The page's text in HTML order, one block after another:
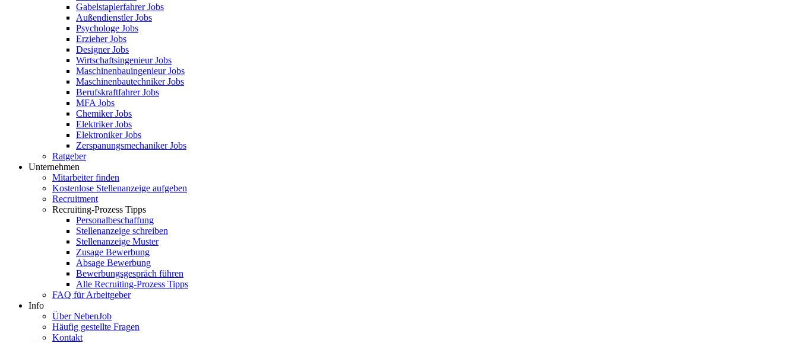
Gabelstaplerfahrer Jobs
Außendienstler Jobs
Psychologe Jobs
Erzieher Jobs
Designer Jobs
Wirtschaftsingenieur Jobs
Maschinenbauingenieur Jobs
Maschinenbautechniker Jobs
Berufskraftfahrer Jobs
MFA Jobs
Chemiker Jobs
Elektriker Jobs
Elektroniker Jobs
Zerspanungsmechaniker Jobs
Ratgeber
Unternehmen
Mitarbeiter finden
Kostenlose Stellenanzeige aufgeben
Recruitment
Recruiting-Prozess Tipps
Personalbeschaffung
Stellenanzeige schreiben
Stellenanzeige Muster
Zusage Bewerbung
Absage Bewerbung
Bewerbungsgespräch führen
Alle Recruiting-Prozess Tipps
FAQ für Arbeitgeber
Info
Über NebenJob
Häufig gestellte Fragen
Kontakt